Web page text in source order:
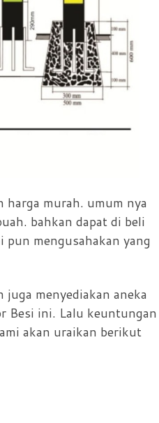
murah. umum nya
bahkan dapat di beli
mengusahakan yang
menyediakan aneka
Besi ini. Lalu keuntungan
akan uraikan berikut